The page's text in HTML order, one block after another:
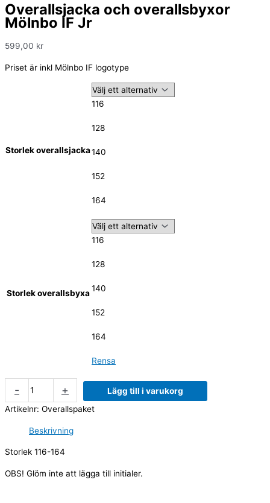
Overallsjacka och overallsbyxor
Mölnbo IF Jr
599,00 kr
Priset är inkl Mölnbo IF logotype
Storlek overallsjacka
116
128
140
152
164
Storlek overallsbyxa
116
128
140
152
164
Rensa
- +
Lägg till i varukorg
Artikelnr: Overallspaket
Beskrivning
Storlek 116-164
OBS! Glöm inte att lägga till initialer.